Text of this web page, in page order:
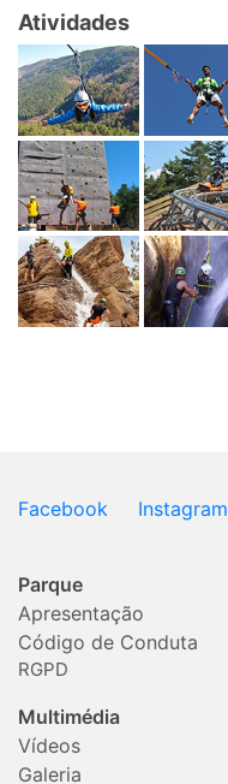
Atividades
Facebook Instagram
Parque
Apresentação
Código de Conduta
RGPD
Multimédia
Vídeos
Galeria